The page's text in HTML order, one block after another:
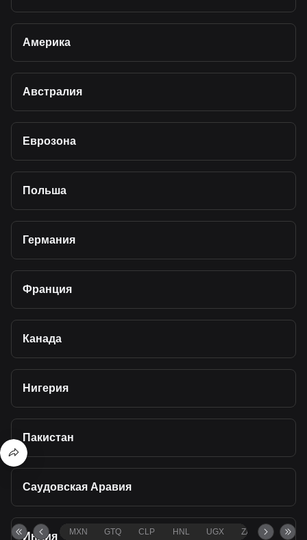
Америка
Австралия
Еврозона
Польша
Германия
Франция
Канада
Нигерия
Пакистан
Саудовская Аравия
Индия MXN GTQ CLP HNL UGX ZAR TND